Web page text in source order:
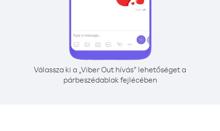
Válassza ki a „Viber Out hívás” lehetőséget a
párbeszédablak fejlécében